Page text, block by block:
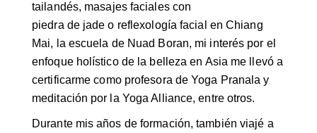
tailandés, masajes faciales con
piedra de jade o reflexología facial en Chiang
Mai, la escuela de Nuad Boran, mi interés por el
enfoque holístico de la belleza en Asia me llevó a
certificarme como profesora de Yoga Pranala y
meditación por la Yoga Alliance, entre otros.
Durante mis años de formación, también viajé a